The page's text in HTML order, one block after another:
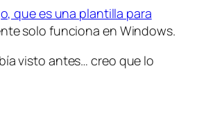
que es una plantilla para
solo funciona en Windows.
visto antes… creo que lo